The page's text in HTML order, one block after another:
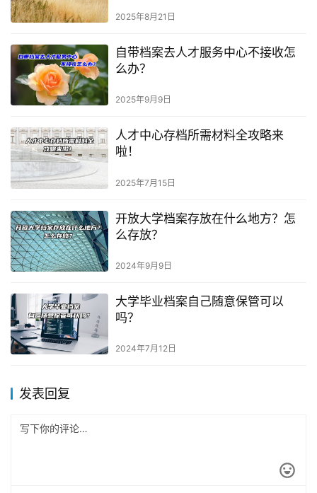
2025年8月21日
自带档案去人才服务中心不接收怎
么办？
2025年9月9日
人才中心存档所需材料全攻略来
啦！
2025年7月15日
开放大学档案存放在什么地方？怎
么存放？
2024年9月9日
大学毕业档案自己随意保管可以
吗？
2024年7月12日
发表回复